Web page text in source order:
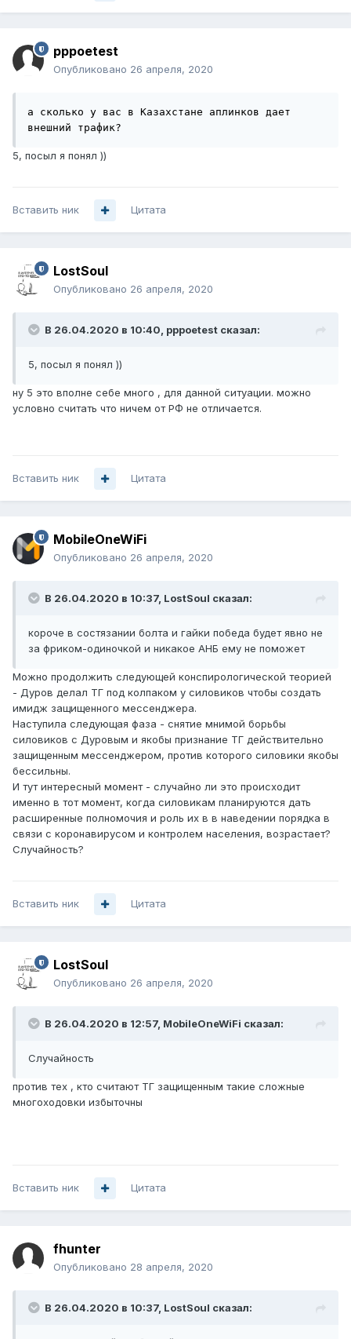
pppoetest
Опубликовано 26 апреля, 2020
а сколько у вас в Казахстане аплинков дает
внешний трафик?
5, посыл я понял ))
Вставить ник Цитата
LostSoul
Опубликовано 26 апреля, 2020
В 26.04.2020 в 10:40, pppoetest сказал:
5, посыл я понял ))
ну 5 это вполне себе много , для данной ситуации. можно
условно считать что ничем от РФ не отличается.
Вставить ник Цитата
MobileOneWiFi
Опубликовано 26 апреля, 2020
В 26.04.2020 в 10:37, LostSoul сказал:
короче в состязании болта и гайки победа будет явно не
за фриком-одиночкой и никакое АНБ ему не поможет
Можно продолжить следующей конспирологической теорией
- Дуров делал ТГ под колпаком у силовиков чтобы создать
имидж защищенного мессенджера.
Наступила следующая фаза - снятие мнимой борьбы
силовиков с Дуровым и якобы признание ТГ действительно
защищенным мессенджером, против которого силовики якобы
бессильны.
И тут интересный момент - случайно ли это происходит
именно в тот момент, когда силовикам планируются дать
расширенные полномочия и роль их в в наведении порядка в
связи с коронавирусом и контролем населения, возрастает?
Случайность?
Вставить ник Цитата
LostSoul
Опубликовано 26 апреля, 2020
В 26.04.2020 в 12:57, MobileOneWiFi сказал:
Случайность
против тех , кто считают ТГ защищенным такие сложные
многоходовки избыточны
Вставить ник Цитата
fhunter
Опубликовано 28 апреля, 2020
В 26.04.2020 в 10:37, LostSoul сказал: